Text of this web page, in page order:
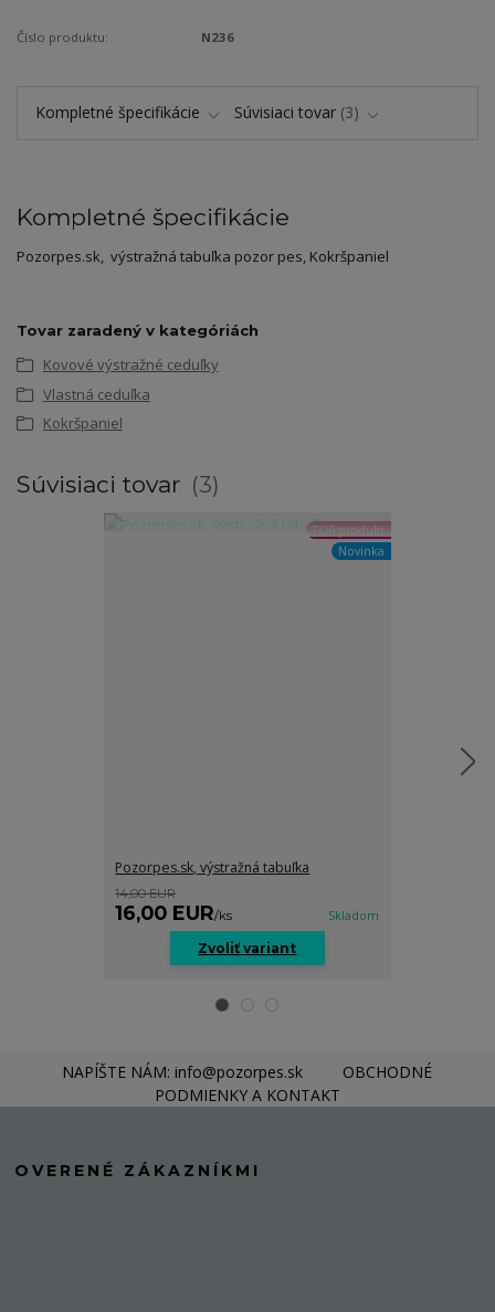
Číslo produktu: N236
Kompletné špecifikácie Súvisiaci tovar 3
Kompletné špecifikácie
Pozorpes.sk, výstražná tabuľka pozor pes, Kokršpaniel
Tovar zaradený v kategóriách
Kovové výstražné ceduľky
Vlastná ceduľka
Kokršpaniel
Súvisiaci tovar 3
TOP produkt
Novinka
Pozorpes.sk, výstražná tabuľka
14,00 EUR
16,00 EUR/ks Skladom
Zvoliť variant
NAPÍŠTE NÁM: info@pozorpes.sk
OBCHODNÉ
PODMIENKY A KONTAKT
OVERENÉ ZÁKAZNÍKMI